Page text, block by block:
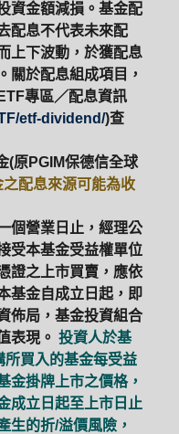
資金額減損。基金配
配息不代表未來配
上下波動，於獲配息
關於配息組成項目，
專區／配息資訊
etf-dividend/)查
(原PGIM保德信全球
之配息來源可能為收
個營業日止，經理公
受本基金受益權單位
證之上市買賣，應依
基金自成立日起，即
佈局，基金投資組合
表現。 投資人於基
所買入的基金每受益
金掛牌上市之價格，
成立日起至上市日止
生的折/溢價風險，